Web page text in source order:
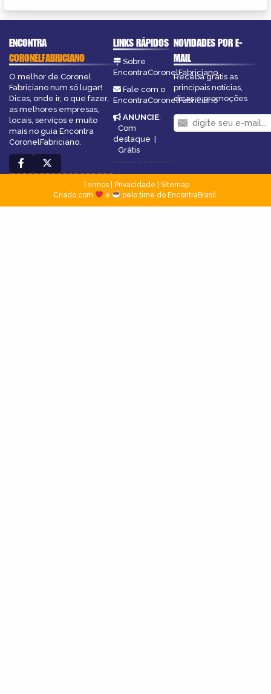
ENCONTRA
CORONELFABRICIANO
O melhor de Coronel
Fabriciano num só lugar!
Dicas, onde ir, o que fazer,
as melhores empresas,
locais, serviços e muito
mais no guia Encontra
CoronelFabriciano.
LINKS RÁPIDOS
Sobre
EncontraCoronelFabriciano
Fale com o
EncontraCoronelFabriciano
ANUNCIE:
Com
destaque |
Grátis
NOVIDADES POR E-
MAIL
Receba grátis as
principais notícias,
dicas e promoções
Termos| Privacidade
Sitemap
Criado com
e pelo time do EncontraBrasil